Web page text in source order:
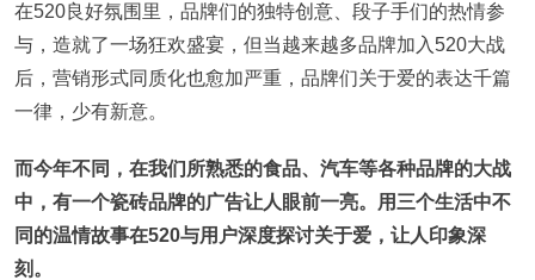
在520良好氛围里，品牌们的独特创意、段子手们的热情参
与，造就了一场狂欢盛宴，但当越来越多品牌加入520大战
后，营销形式同质化也愈加严重，品牌们关于爱的表达千篇
一律，少有新意。
而今年不同，在我们所熟悉的食品、汽车等各种品牌的大战
中，有一个瓷砖品牌的广告让人眼前一亮。用三个生活中不
同的温情故事在520与用户深度探讨关于爱，让人印象深
刻。